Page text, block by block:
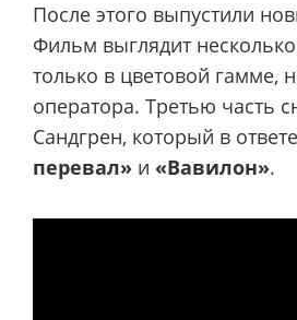
После этого выпустили
Фильм выглядит
только в цветовой гамме,
оператора. Третью часть
Сандгрен, который в
перевал» и «Вавилон».